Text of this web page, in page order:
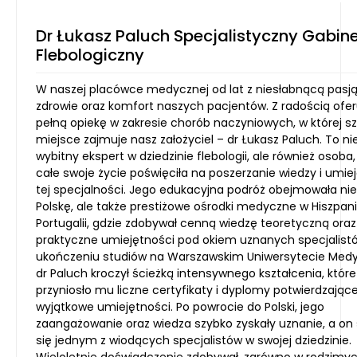
Dr Łukasz Paluch Specjalistyczny
Flebologiczny
W naszej placówce medycznej od lat z niesłabnącą
zdrowie oraz komfort naszych pacjentów. Z radością
pełną opiekę w zakresie chorób naczyniowych, w której
miejsce zajmuje nasz założyciel – dr Łukasz Paluch. To
wybitny ekspert w dziedzinie flebologii, ale również
całe swoje życie poświęciła na poszerzanie wiedzy i
tej specjalności. Jego edukacyjna podróż obejmowała
Polskę, ale także prestiżowe ośrodki medyczne w
Portugalii, gdzie zdobywał cenną wiedzę teoretyczną oraz
praktyczne umiejętności pod okiem uznanych
ukończeniu studiów na Warszawskim Uniwersytecie
dr Paluch kroczył ścieżką intensywnego kształcenia, które
przyniosło mu liczne certyfikaty i dyplomy
wyjątkowe umiejętności. Po powrocie do Polski, jego
zaangażowanie oraz wiedza szybko zyskały uznanie, a on
się jednym z wiodących specjalistów w swojej dziedzinie.